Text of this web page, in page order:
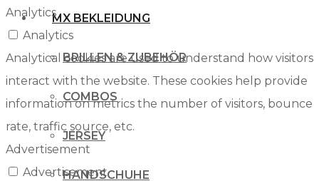
MX BEKLEIDUNG
BRILLEN & ZUBEHÖR
COMBOS
JERSEY
HANDSCHUHE
Analytics
Analytics
Analytical cookies are used to understand how visitors
interact with the website. These cookies help provide
information on metrics the number of visitors, bounce
rate, traffic source, etc.
Advertisement
Advertisement